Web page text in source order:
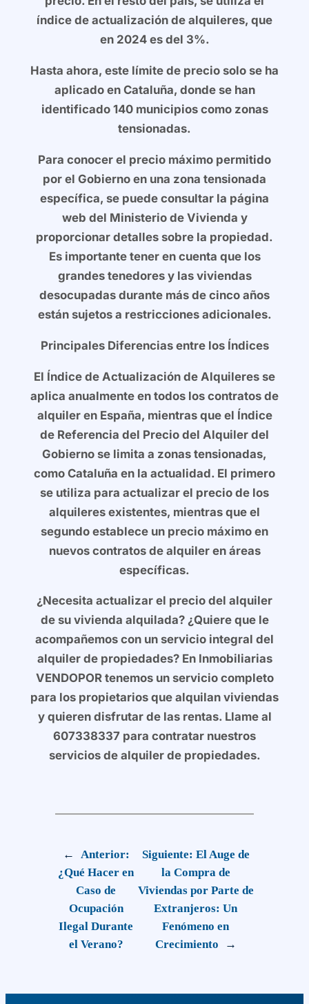
índice de actualización de alquileres, que
en 2024 es del 3%.
Hasta ahora, este límite de precio solo se ha
aplicado en Cataluña, donde se han
identificado 140 municipios como zonas
tensionadas.
Para conocer el precio máximo permitido
por el Gobierno en una zona tensionada
específica, se puede consultar la página
web del Ministerio de Vivienda y
proporcionar detalles sobre la propiedad.
Es importante tener en cuenta que los
grandes tenedores y las viviendas
desocupadas durante más de cinco años
están sujetos a restricciones adicionales.
Principales Diferencias entre los Índices
El Índice de Actualización de Alquileres se
aplica anualmente en todos los contratos de
alquiler en España, mientras que el Índice
de Referencia del Precio del Alquiler del
Gobierno se limita a zonas tensionadas,
como Cataluña en la actualidad. El primero
se utiliza para actualizar el precio de los
alquileres existentes, mientras que el
segundo establece un precio máximo en
nuevos contratos de alquiler en áreas
específicas.
¿Necesita actualizar el precio del alquiler
de su vivienda alquilada? ¿Quiere que le
acompañemos con un servicio integral del
alquiler de propiedades? En Inmobiliarias
VENDOPOR tenemos un servicio completo
para los propietarios que alquilan viviendas
y quieren disfrutar de las rentas. Llame al
607338337 para contratar nuestros
servicios de alquiler de propiedades.
←
Anterior:
¿Qué Hacer en
Caso de
Ocupación
Ilegal Durante
el Verano?
Siguiente: El Auge de
la Compra de
Viviendas por Parte de
Extranjeros: Un
Fenómeno en
Crecimiento
→